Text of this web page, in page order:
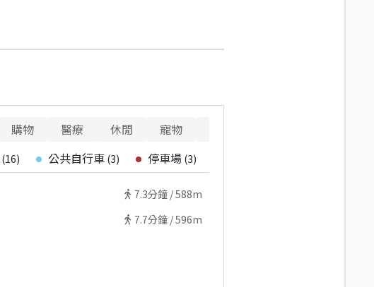
購物 醫療 休閒 寵物
(16) 公共自行車 (3) 停車場 (3)
7.3分鐘 /588m
7.7分鐘 /596m